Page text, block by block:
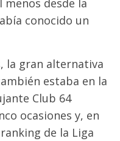
conocido un
la gran alternativa
estaba en la
Club 64
ocasiones y, en
de la Liga